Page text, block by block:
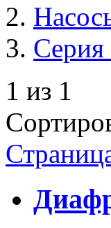
Серия
1 из 1